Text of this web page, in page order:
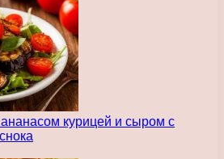
ананасом курицей и сыром с